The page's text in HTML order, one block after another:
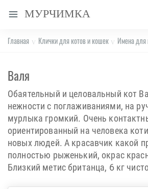
МУРЧИМКА
Главная Клички для котов и кошек Имена для
Валя
Обаятельный и целовальный кот
нежности с поглаживаниями, на
мурлыка громкий. Очень
ориентированный на человека
новых людей. А красавчик какой
полностью рыженький, окрас
Близкий метис британца, 6 кг